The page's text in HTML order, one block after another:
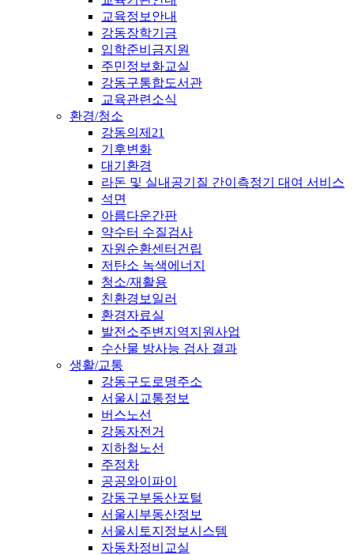
교육정보안내
강동장학기금
입학준비금지원
주민정보화교실
강동구통합도서관
교육관련소식
환경/청소
강동의제21
기후변화
대기환경
라돈 및 실내공기질 간이측정기 대여 서비스
석면
아름다운간판
약수터 수질검사
자원순환센터건립
저탄소 녹색에너지
청소/재활용
친환경보일러
환경자료실
발전소주변지역지원사업
수산물 방사능 검사 결과
생활/교통
강동구도로명주소
서울시교통정보
버스노선
강동자전거
지하철노선
주정차
공공와이파이
강동구부동산포털
서울시부동산정보
서울시토지정보시스템
자동차정비교실